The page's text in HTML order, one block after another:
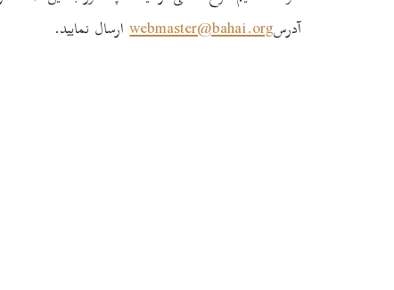
آدرسwebmaster@bahai.orgارسال نمایید.